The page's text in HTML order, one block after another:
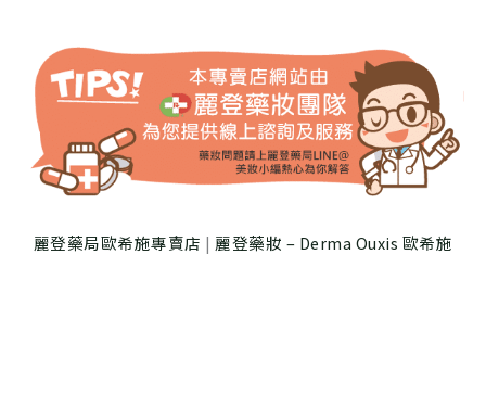
麗登藥局歐希施專賣店 | 麗登藥妝 – Derma Ouxis 歐希施